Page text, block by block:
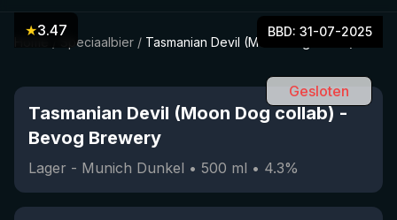
Speciaalbier / Tasmanian Devil (Moon Dog collab)
★3.47 BBD: 31-07-2025
Gesloten
Tasmanian Devil (Moon Dog collab)-
Bevog Brewery
Lager - Munich Dunkel • 500 ml • 4.3%